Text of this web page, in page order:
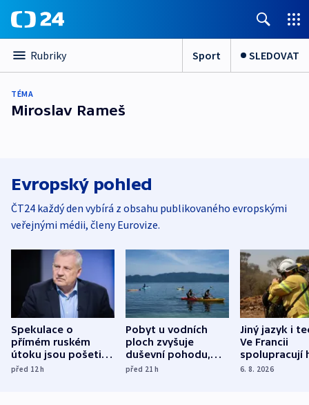
Rubriky Sport SLEDOVAT
TÉMA
Miroslav Rameš
Evropský pohled
ČT24 každý den vybírá z obsahu publikovaného evropskými
veřejnými médii, členy Eurovize.
Spekulace o
přímém ruském
útoku jsou pošetilé,
míní estonský
před 12h
Pobyt u vodních
ploch zvyšuje
duševní pohodu,
ukázala
před 21h
Jiný jazyk i
Ve Francii
spolupracují
různých zemí
6. 8. 2026